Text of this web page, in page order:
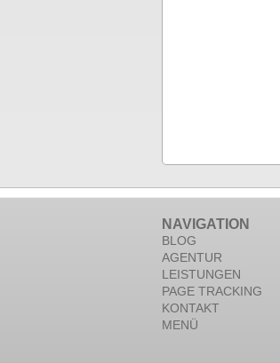
NAVIGATION
BLOG
AGENTUR
LEISTUNGEN
PAGE TRACKING
KONTAKT
MENÜ